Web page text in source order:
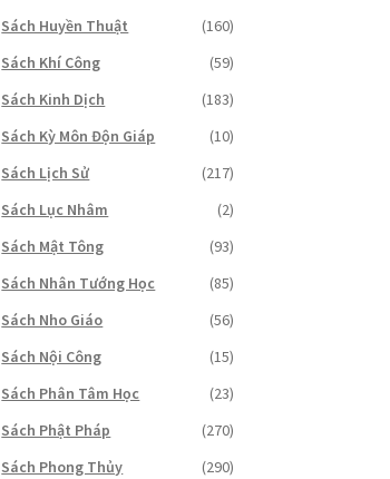
Sách Huyền Thuật
(160)
Sách Khí Công
(59)
Sách Kinh Dịch
(183)
Sách Kỳ Môn Độn Giáp
(10)
Sách Lịch Sử
(217)
Sách Lục Nhâm
(2)
Sách Mật Tông
(93)
Sách Nhân Tướng Học
(85)
Sách Nho Giáo
(56)
Sách Nội Công
(15)
Sách Phân Tâm Học
(23)
Sách Phật Pháp
(270)
Sách Phong Thủy
(290)